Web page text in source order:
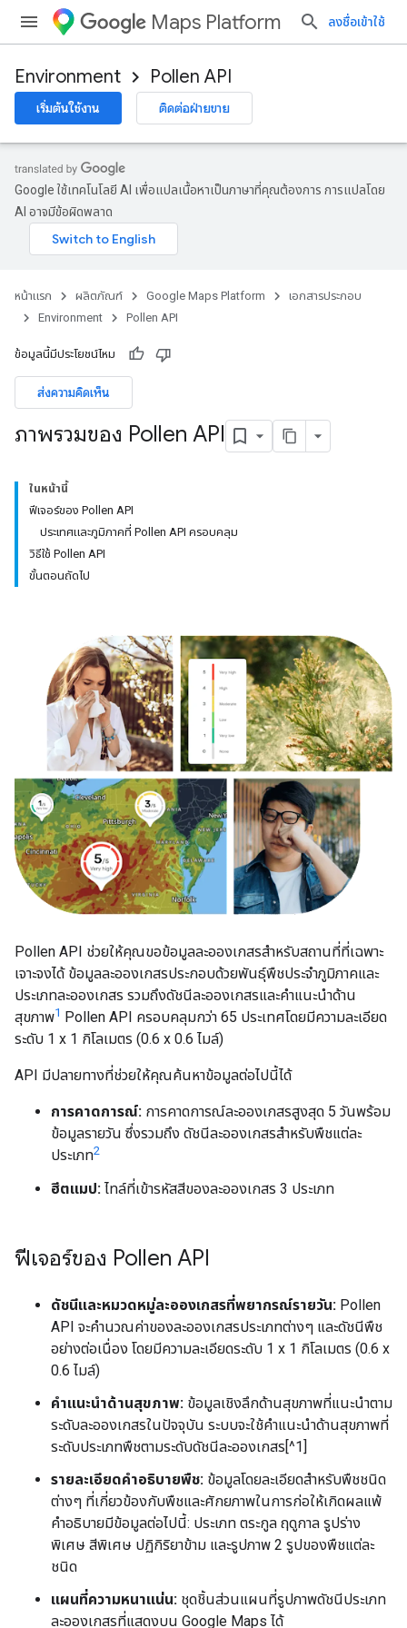
Maps Platform ลงชื่อเข้าใช้
Environment Pollen API
เริ่มต้นใช้งาน ติดต่อฝ่ายขาย
Google ใช้เทคโนโลยี AI เพื่อแปลเนื้อหาเป็นภาษาที่คุณต้องการ การแปลโดย
AI อาจมีข้อผิดพลาด
หน้าแรก ผลิตภัณฑ์ Google Maps Platform
เอกสารประกอบ
Environment
Pollen API
ข้อมูลนี้มีประโยชน์ไหม
ส่งความคิดเห็น
ภาพรวมของ Pollen API
ในหน้านี้
ฟีเจอร์ของ Pollen API
ประเทศและภูมิภาคที่ Pollen API ครอบคลุม
วิธีใช้ Pollen API
ขั้นตอนถัดไป
Pollen API ช่วยให้คุณขอข้อมูลละอองเกสรสำหรับสถานที่ที่เฉพาะ
เจาะจงได้ ข้อมูลละอองเกสรประกอบด้วยพันธุ์พืชประจำภูมิภาคและ
ประเภทละอองเกสร รวมถึงดัชนีละอองเกสรและคำแนะนำด้าน
สุขภาพ1 Pollen API ครอบคลุมกว่า 65 ประเทศโดยมีความละเอียด
ระดับ 1 x 1 กิโลเมตร (0.6 x 0.6 ไมล์)
API มีปลายทางที่ช่วยให้คุณค้นหาข้อมูลต่อไปนี้ได้
การคาดการณ์: การคาดการณ์ละอองเกสรสูงสุด 5 วันพร้อม
ข้อมูลรายวัน ซึ่งรวมถึง ดัชนีละอองเกสรสำหรับพืชแต่ละ
ประเภท2
ฮีตแมป: ไทล์ที่เข้ารหัสสีของละอองเกสร 3 ประเภท
ฟีเจอร์ของ Pollen API
ดัชนีและหมวดหมู่ละอองเกสรที่พยากรณ์รายวัน: Pollen
API จะคำนวณค่าของละอองเกสรประเภทต่างๆ และดัชนีพืช
อย่างต่อเนื่อง โดยมีความละเอียดระดับ 1 x 1 กิโลเมตร (0.6 x
0.6 ไมล์)
คำแนะนำด้านสุขภาพ: ข้อมูลเชิงลึกด้านสุขภาพที่แนะนำตาม
ระดับละอองเกสรในปัจจุบัน ระบบจะใช้คำแนะนำด้านสุขภาพที่
ระดับประเภทพืชตามระดับดัชนีละอองเกสร[^1]
รายละเอียดคำอธิบายพืช: ข้อมูลโดยละเอียดสำหรับพืชชนิด
ต่างๆ ที่เกี่ยวข้องกับพืชและศักยภาพในการก่อให้เกิดผลแพ้
คำอธิบายมีข้อมูลต่อไปนี้: ประเภท ตระกูล ฤดูกาล รูปร่าง
พิเศษ สีพิเศษ ปฏิกิริยาข้าม และรูปภาพ 2 รูปของพืชแต่ละ
ชนิด
แผนที่ความหนาแน่น: ชุดชิ้นส่วนแผนที่รูปภาพดัชนีประเภท
ละอองเกสรที่แสดงบน Google Maps ได้